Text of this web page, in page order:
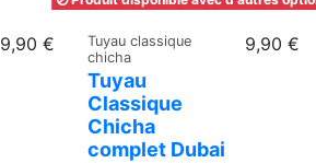
9,90 €
Tuyau classique
chicha
Tuyau
Classique
Chicha
complet Dubai
9,90 €